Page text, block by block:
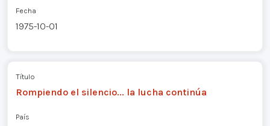
Fecha
1975-10-01
Título
Rompiendo el silencio... la lucha continúa
País